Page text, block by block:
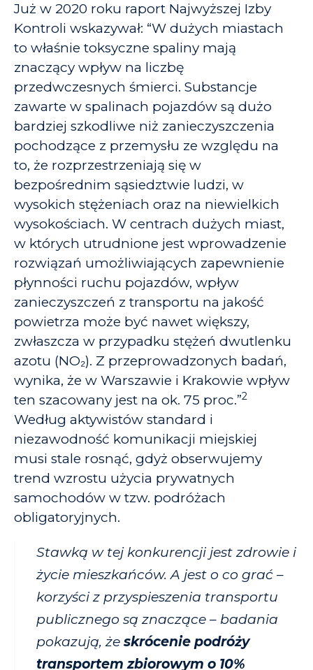
Już w 2020 roku raport Najwyższej Izby
Kontroli wskazywał: “W dużych miastach
to właśnie toksyczne spaliny mają
znaczący wpływ na liczbę
przedwczesnych śmierci. Substancje
zawarte w spalinach pojazdów są dużo
bardziej szkodliwe niż zanieczyszczenia
pochodzące z przemysłu ze względu na
to, że rozprzestrzeniają się w
bezpośrednim sąsiedztwie ludzi, w
wysokich stężeniach oraz na niewielkich
wysokościach. W centrach dużych miast,
w których utrudnione jest wprowadzenie
rozwiązań umożliwiających zapewnienie
płynności ruchu pojazdów, wpływ
zanieczyszczeń z transportu na jakość
powietrza może być nawet większy,
zwłaszcza w przypadku stężeń dwutlenku
azotu (NO₂). Z przeprowadzonych badań,
wynika, że w Warszawie i Krakowie wpływ
ten szacowany jest na ok. 75 proc.”2
Według aktywistów standard i
niezawodność komunikacji miejskiej
musi stale rosnąć, gdyż obserwujemy
trend wzrostu użycia prywatnych
samochodów w tzw. podróżach
obligatoryjnych.
Stawką w tej konkurencji jest zdrowie i
życie mieszkańców. A jest o co grać –
korzyści z przyspieszenia transportu
publicznego są znaczące – badania
pokazują, żeskrócenie podróży
transportem zbiorowym o 10%